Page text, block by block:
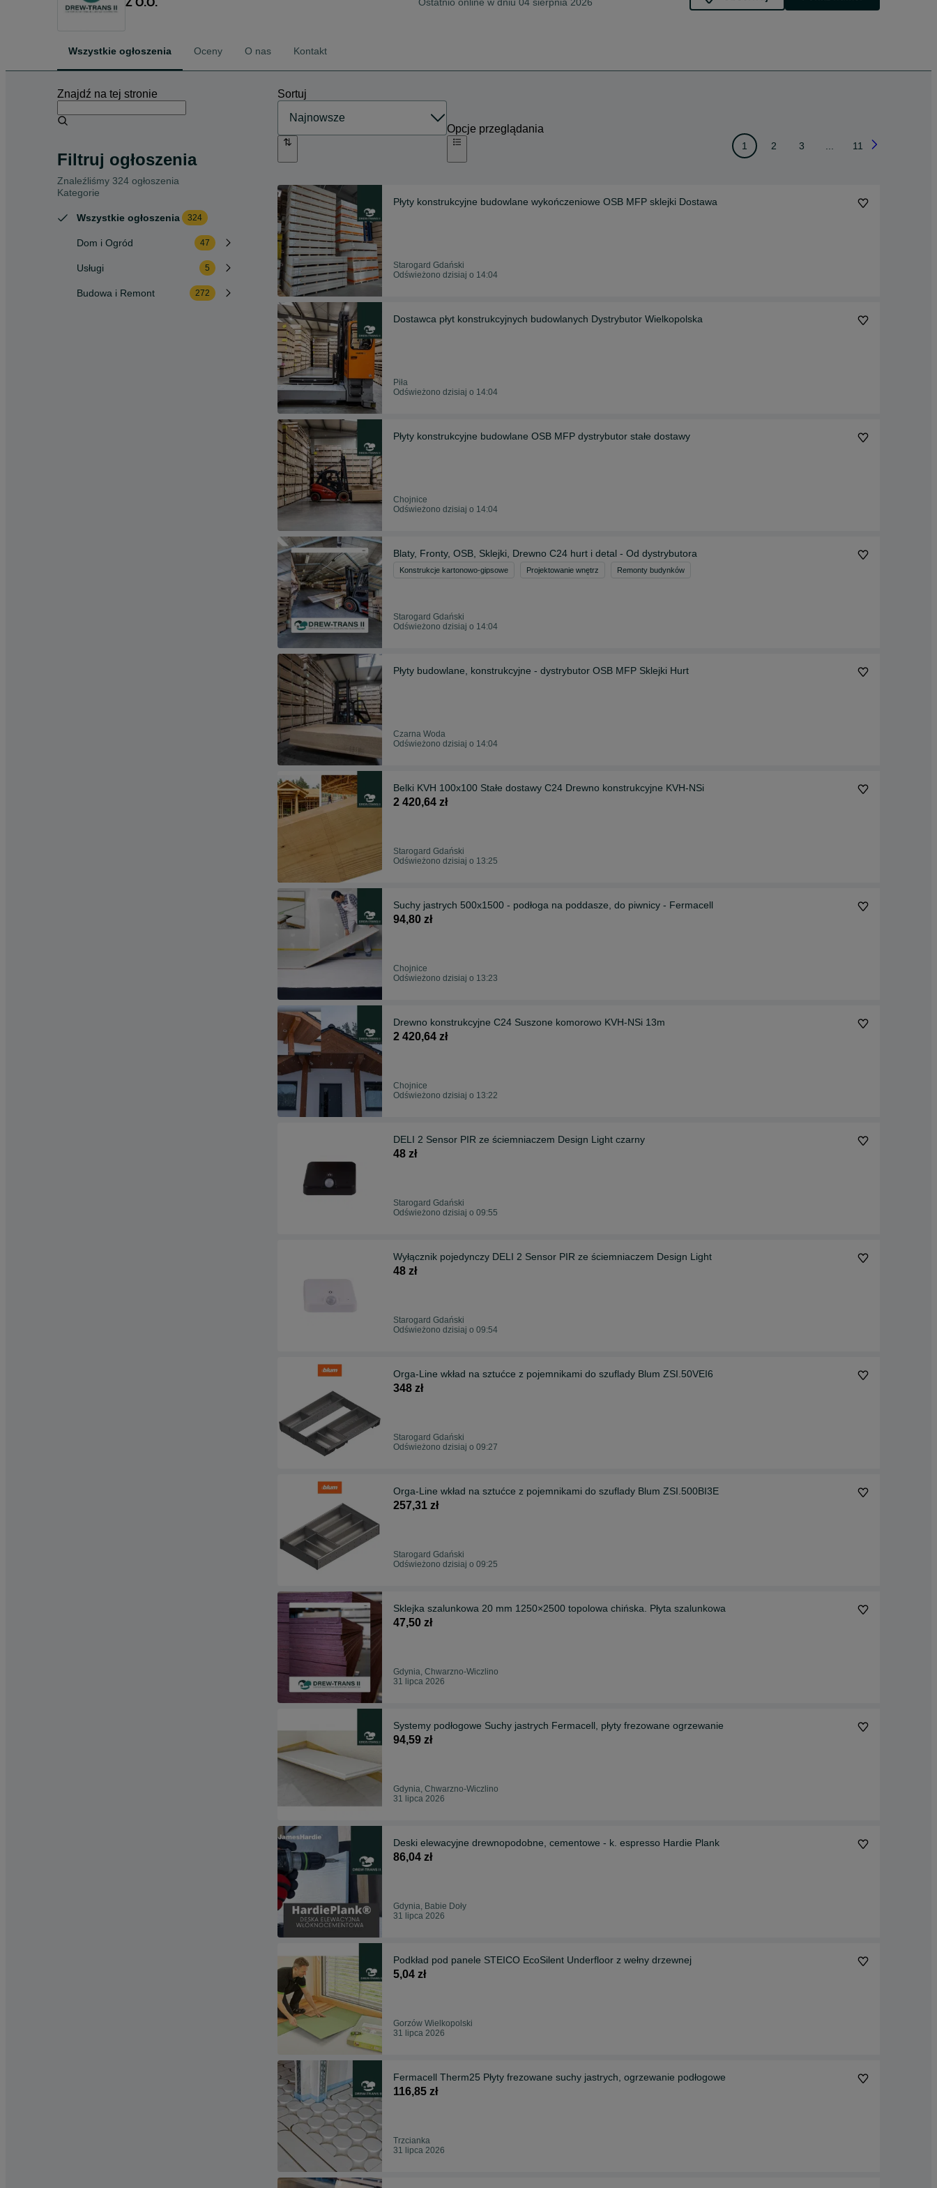
Z O.O.
Wszystkie ogłoszenia Oceny O nas Kontakt
Znajdź na tej stronie
Filtruj ogłoszenia
Znaleźliśmy 324 ogłoszenia
Kategorie
Wszystkie ogłoszenia 324
Dom i Ogród 47
Usługi 5
Budowa i Remont 272
Sortuj
Opcje przeglądania
1 2 3 11
Płyty konstrukcyjne budowlane wykończeniowe OSB MFP sklejki Dostawa
Starogard Gdański
Odświeżono dzisiaj o 14:04
Dostawca płyt konstrukcyjnych budowlanych Dystrybutor Wielkopolska
Piła
Odświeżono dzisiaj o 14:04
Płyty konstrukcyjne budowlane OSB MFP dystrybutor stałe dostawy
Chojnice
Odświeżono dzisiaj o 14:04
Blaty, Fronty, OSB, Sklejki, Drewno C24 hurt i detal - Od dystrybutora
Konstrukcje kartonowo-gipsowe Projektowanie wnętrz Remonty budynków
Starogard Gdański
Odświeżono dzisiaj o 14:04
Płyty budowlane, konstrukcyjne - dystrybutor OSB MFP Sklejki Hurt
Czarna Woda
Odświeżono dzisiaj o 14:04
Belki KVH 100x100 Stałe dostawy C24 Drewno konstrukcyjne KVH-NSi
2 420,64 zł
Starogard Gdański
Odświeżono dzisiaj o 13:25
Suchy jastrych 500x1500 - podłoga na poddasze, do piwnicy - Fermacell
94,80 zł
Chojnice
Odświeżono dzisiaj o 13:23
Drewno konstrukcyjne C24 Suszone komorowo KVH-NSi 13m
2 420,64 zł
Chojnice
Odświeżono dzisiaj o 13:22
DELI 2 Sensor PIR ze ściemniaczem Design Light czarny
48 zł
Starogard Gdański
Odświeżono dzisiaj o 09:55
Wyłącznik pojedynczy DELI 2 Sensor PIR ze ściemniaczem Design Light
48 zł
Starogard Gdański
Odświeżono dzisiaj o 09:54
Orga-Line wkład na sztućce z pojemnikami do szuflady Blum ZSI.50VEI6
348 zł
Starogard Gdański
Odświeżono dzisiaj o 09:27
Orga-Line wkład na sztućce z pojemnikami do szuflady Blum ZSI.500BI3E
257,31 zł
Starogard Gdański
Odświeżono dzisiaj o 09:25
Sklejka szalunkowa 20 mm 1250×2500 topolowa chińska. Płyta szalunkowa
47,50 zł
Gdynia, Chwarzno-Wiczlino
31 lipca 2026
Systemy podłogowe Suchy jastrych Fermacell, płyty frezowane ogrzewanie
94,59 zł
Gdynia, Chwarzno-Wiczlino
31 lipca 2026
Deski elewacyjne drewnopodobne, cementowe - k. espresso Hardie Plank
86,04 zł
Gdynia, Babie Doły
31 lipca 2026
Podkład pod panele STEICO EcoSilent Underfloor z wełny drzewnej
5,04 zł
Gorzów Wielkopolski
31 lipca 2026
Fermacell Therm25 Płyty frezowane suchy jastrych, ogrzewanie podłogowe
116,85 zł
Trzcianka
31 lipca 2026